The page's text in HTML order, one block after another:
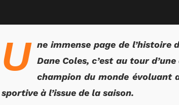
U ne immense page de
Dane Coles, c’est au tour
champion du monde évoluant
sportive à l’issue de la saison.